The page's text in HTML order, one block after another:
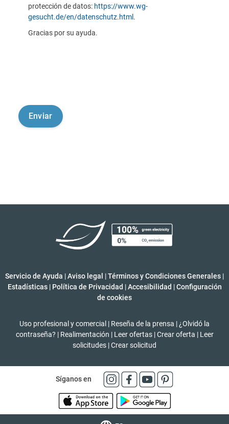
protección de datos: https://www.wg-
gesucht.de/en/datenschutz.html .
Gracias por su ayuda.
Servicio de Ayuda |Aviso legal |Términos y Condiciones Generales |
Estadísticas | Política de Privacidad | Accesibilidad | Configuración
de cookies
Uso profesional y comercial | Reseña de la prensa | ¿Olvidó la
contraseña? | Realimentación | Leer ofertas | Crear oferta | Leer
solicitudes |Crear solicitud
Síganos en